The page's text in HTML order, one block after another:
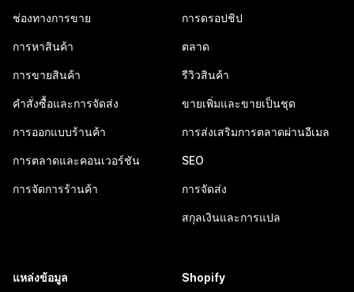
ช่องทางการขาย
การหาสินค้า
การขายสินค้า
คำสั่งซื้อและการจัดส่ง
การออกแบบร้านค้า
การตลาดและคอนเวอร์ชัน
การจัดการร้านค้า
การดรอปชิป
ตลาด
รีวิวสินค้า
ขายเพิ่มและขายเป็นชุด
การส่งเสริมการตลาดผ่านอีเมล
SEO
การจัดส่ง
สกุลเงินและการแปล
แหล่งข้อมูล Shopify